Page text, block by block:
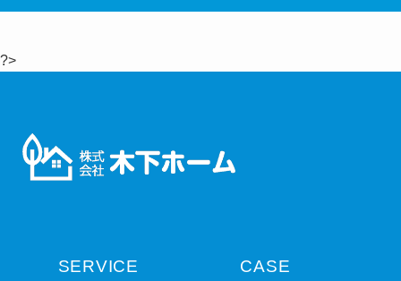
?>
SERVICE CASE